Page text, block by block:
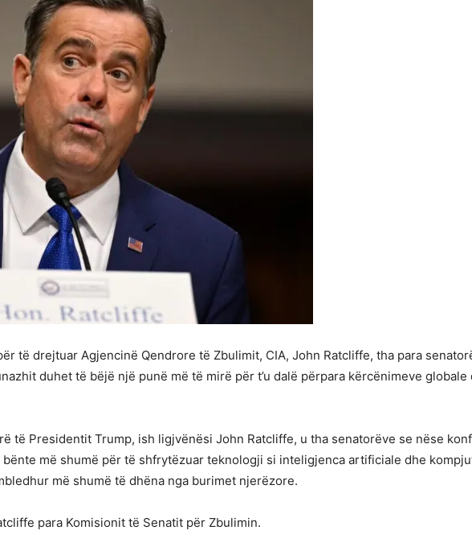
të drejtuar Agjencinë Qendrore të Zbulimit, CIA, John Ratcliffe, tha para
duhet të bëjë një punë më të mirë për t’u dalë përpara kërcënimeve globale
të Presidentit Trump, ish ligjvënësi John Ratcliffe, u tha senatorëve se nëse
më shumë për të shfrytëzuar teknologji si inteligjenca artificiale dhe
më shumë të dhëna nga burimet njerëzore.
para Komisionit të Senatit për Zbulimin.